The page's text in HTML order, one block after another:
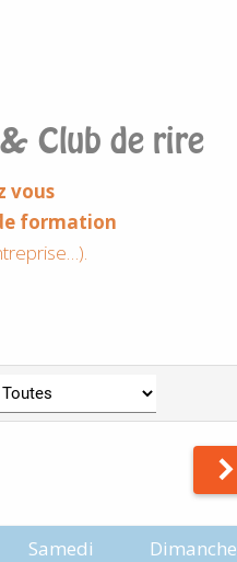
Club de rire
vous
formation
Samedi Dimanche